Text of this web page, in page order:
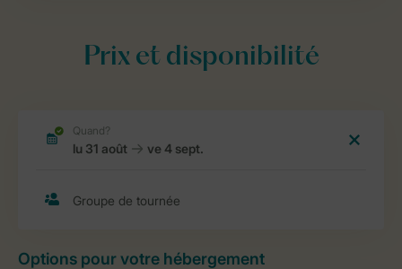
Prix et disponibilité
Options pour votre hébergement